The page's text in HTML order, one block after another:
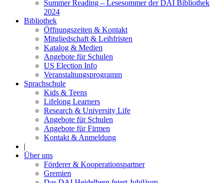
Summer Reading – Lesesommer der DAI Bibliothek
2024
Bibliothek
Öffnungszeiten & Kontakt
Mitgliedschaft & Leihfristen
Katalog & Medien
Angebote für Schulen
US Election Info
Veranstaltungsprogramm
Sprachschule
Kids & Teens
Lifelong Learners
Research & University Life
Angebote für Schulen
Angebote für Firmen
Kontakt & Anmeldung
|
Über uns
Förderer & Kooperationspartner
Gremien